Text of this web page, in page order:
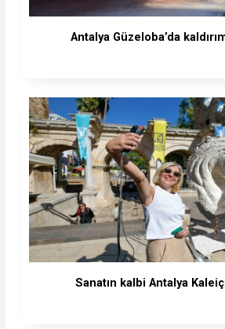
Antalya Güzeloba’da
Sanatın kalbi Antalya